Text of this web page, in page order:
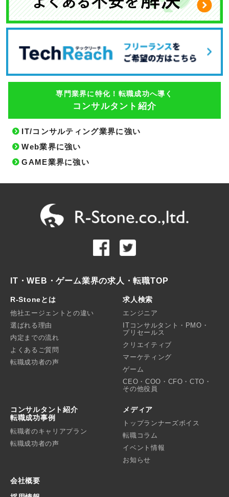
専門業界に特化！転職成功へ導く
コンサルタント紹介
IT/コンサルティング業界に強い
Web業界に強い
GAME業界に強い
IT・WEB・ゲーム業界の求人・転職TOP
R-Stoneとは
他社エージェントとの違い
選ばれる理由
内定までの流れ
よくあるご質問
転職成功者の声
求人検索
エンジニア
ITコンサルタント・PMO・
プリセールス
クリエイティブ
マーケティング
ゲーム
CEO・COO・CFO・CTO・
その他役員
コンサルタント紹介
転職成功事例
転職者のキャリアプラン
転職成功者の声
メディア
トップランナーズボイス
転職コラム
イベント情報
お知らせ
会社概要